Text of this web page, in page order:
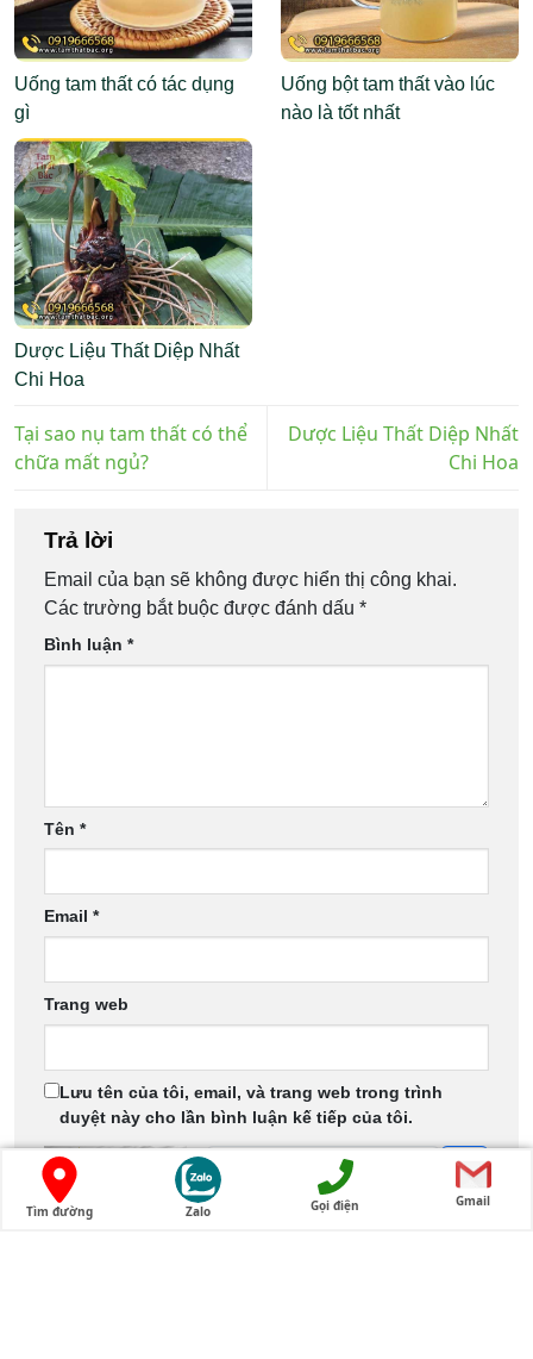
Uống tam thất có tác dụng
gì
Uống bột tam thất vào lúc
nào là tốt nhất
Dược Liệu Thất Diệp Nhất
Chi Hoa
Tại sao nụ tam thất có thể
chữa mất ngủ?
Dược Liệu Thất Diệp Nhất
Chi Hoa
Trả lời
Email của bạn sẽ không được hiển thị công khai.
Các trường bắt buộc được đánh dấu *
Bình luận *
Tên *
Email *
Trang web
Lưu tên của tôi, email, và trang web trong trình
duyệt này cho lần bình luận kế tiếp của tôi.
↻
PHẢN HỒI
Tìm đường Zalo Gọi điện Gmail